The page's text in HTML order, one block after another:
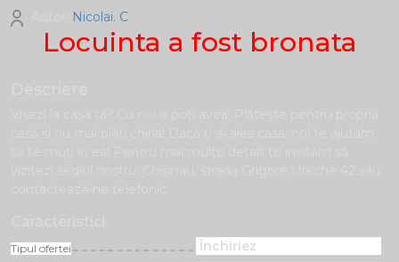
Locuinta a fost bronata
Tipul ofertei Închiriez
Nicolai. C